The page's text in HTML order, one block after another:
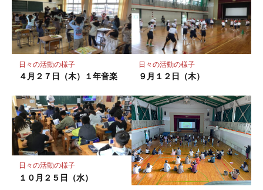
マ
ー
ク
に
存
日々の活動の様子
４月２７日（木）１年音楽
日々の活動の様子
９月１２日（木）
日々の活動の様子
１０月２５日（水）